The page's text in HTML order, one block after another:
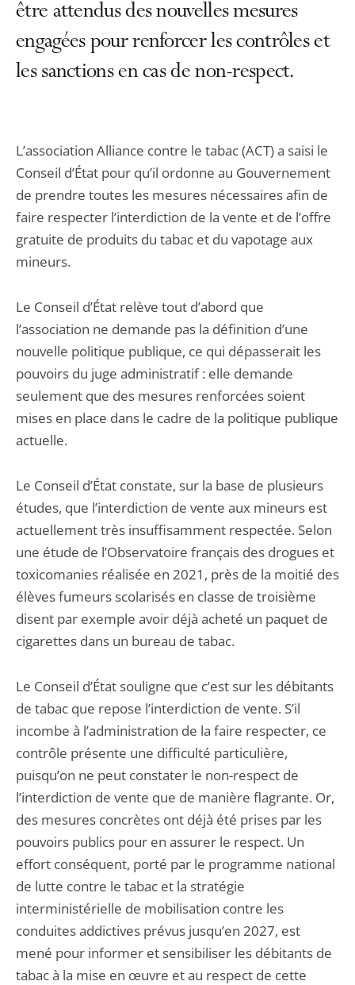
être attendus des nouvelles mesures
engagées pour renforcer les contrôles et
les sanctions en cas de non-respect.
L’association Alliance contre le tabac (ACT) a saisi le
Conseil d’État pour qu’il ordonne au Gouvernement
de prendre toutes les mesures nécessaires afin de
faire respecter l’interdiction de la vente et de l’offre
gratuite de produits du tabac et du vapotage aux
mineurs.
Le Conseil d’État relève tout d’abord que
l’association ne demande pas la définition d’une
nouvelle politique publique, ce qui dépasserait les
pouvoirs du juge administratif : elle demande
seulement que des mesures renforcées soient
mises en place dans le cadre de la politique publique
actuelle.
Le Conseil d’État constate, sur la base de plusieurs
études, que l’interdiction de vente aux mineurs est
actuellement très insuffisamment respectée. Selon
une étude de l’Observatoire français des drogues et
toxicomanies réalisée en 2021, près de la moitié des
élèves fumeurs scolarisés en classe de troisième
disent par exemple avoir déjà acheté un paquet de
cigarettes dans un bureau de tabac.
Le Conseil d’État souligne que c’est sur les débitants
de tabac que repose l’interdiction de vente. S’il
incombe à l’administration de la faire respecter, ce
contrôle présente une difficulté particulière,
puisqu’on ne peut constater le non-respect de
l’interdiction de vente que de manière flagrante. Or,
des mesures concrètes ont déjà été prises par les
pouvoirs publics pour en assurer le respect. Un
effort conséquent, porté par le programme national
de lutte contre le tabac et la stratégie
interministérielle de mobilisation contre les
conduites addictives prévus jusqu’en 2027, est
mené pour informer et sensibiliser les débitants de
tabac à la mise en œuvre et au respect de cette